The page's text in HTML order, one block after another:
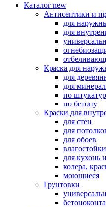
Каталог new
Антисептики и
для
для
Краска для
для
для
по
по бетону
Краски для
для стен
для
для обоев
для кухонь
колера,
моющиеся
Грунтовки